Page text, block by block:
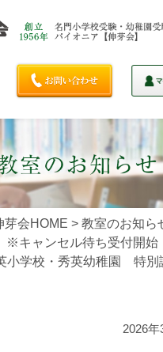
芽会HOME > 教室のお知ら
※キャンセル待ち受付開
小学校・秀英幼稚園 特別
2026年